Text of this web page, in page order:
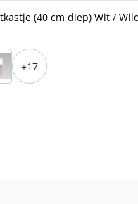
(40 cm diep) Wit /
+17